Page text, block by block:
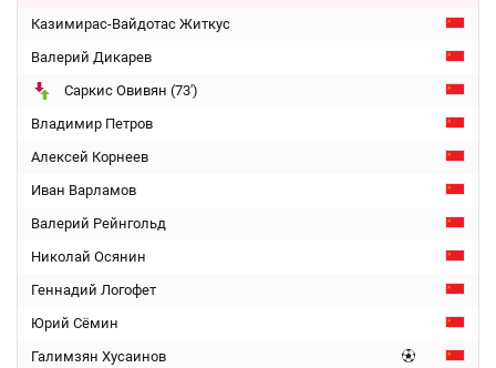
Казимирас-Вайдотас Житкус
Валерий Дикарев
Саркис Овивян (73')
Владимир Петров
Алексей Корнеев
Иван Варламов
Валерий Рейнгольд
Николай Осянин
Геннадий Логофет
Юрий Сёмин
Галимзян Хусаинов